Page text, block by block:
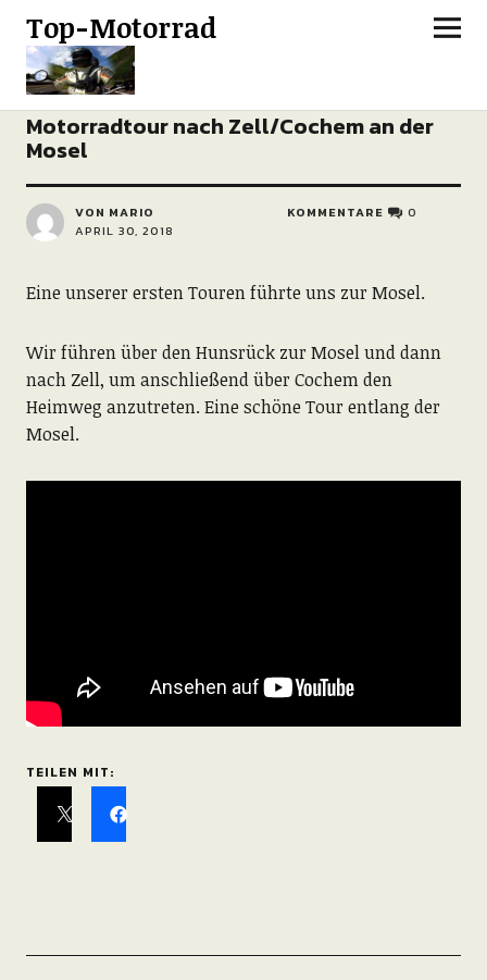
Top-Motorrad
REPORTAGEN
Motorradtour nach Zell/Cochem an der
Mosel
VON MARIO
APRIL 30, 2018
KOMMENTARE 0
Eine unserer ersten Touren führte uns zur Mosel.
Wir führen über den Hunsrück zur Mosel und dann
nach Zell, um anschließend über Cochem den
Heimweg anzutreten. Eine schöne Tour entlang der
Mosel.
TEILEN MIT: